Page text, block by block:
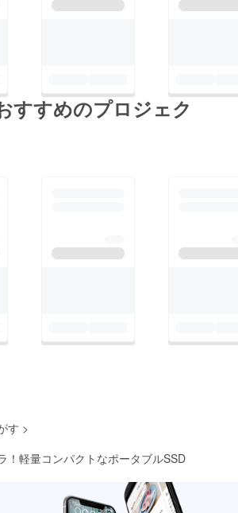
すすめのプロジェク
す >
！軽量コンパクトなポータブルSSD